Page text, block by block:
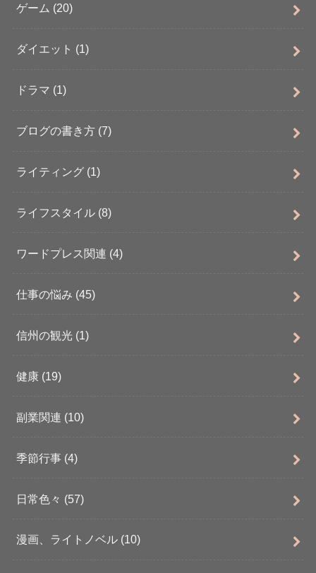
ゲーム (20)
ダイエット (1)
ドラマ (1)
ブログの書き方 (7)
ライティング (1)
ライフスタイル (8)
ワードプレス関連 (4)
仕事の悩み (45)
信州の観光 (1)
健康 (19)
副業関連 (10)
季節行事 (4)
日常色々 (57)
漫画、ライトノベル (10)